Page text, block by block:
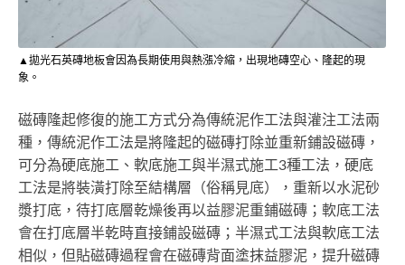
▲拋光石英磚地板會因為長期使用與熱漲冷縮，出現地磚空心、隆起的現
象。
磁磚隆起修復的施工方式分為傳統泥作工法與灌注工法兩
種，傳統泥作工法是將隆起的磁磚打除並重新鋪設磁磚，
可分為硬底施工、軟底施工與半濕式施工3種工法，硬底
工法是將裝潢打除至結構層（俗稱見底），重新以水泥砂
漿打底，待打底層乾燥後再以益膠泥重鋪磁磚；軟底工法
會在打底層半乾時直接鋪設磁磚；半濕式工法與軟底工法
相似，但貼磁磚過程會在磁磚背面塗抹益膠泥，提升磁磚